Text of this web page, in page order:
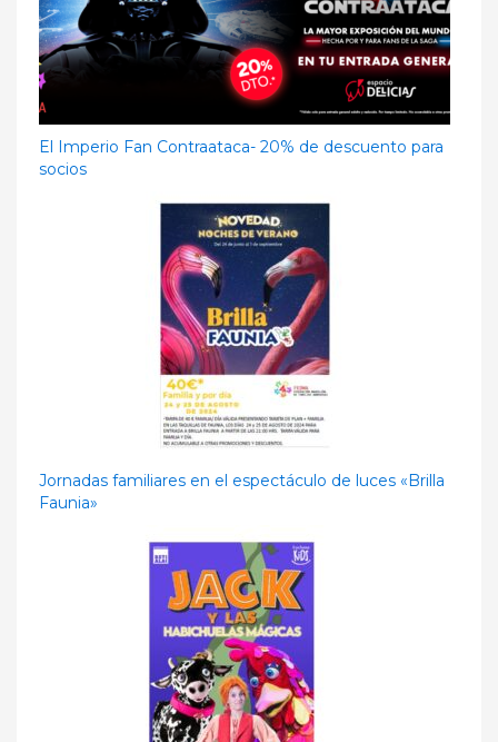
El Imperio Fan Contraataca- 20% de descuento para
socios
Jornadas familiares en el espectáculo de luces «Brilla
Faunia»